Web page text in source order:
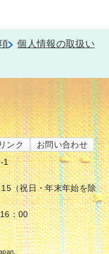
個人情報の取扱い
リンク
お問い合わせ
1
（祝日・年末年始を除
：00